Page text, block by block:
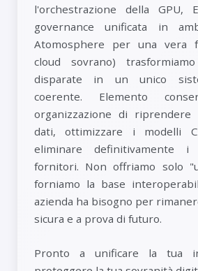
l'orchestrazione della GPU,
governance unificata in
Atomosphere per una vera
cloud sovrano)
disparate in un unico
coerente. Elemento
organizzazione di
dati, ottimizzare i modelli
eliminare definitivamente
fornitori. Non offriamo solo
forniamo la base
azienda ha bisogno per
sicura e a prova di futuro.
Pronto a unificare la tua